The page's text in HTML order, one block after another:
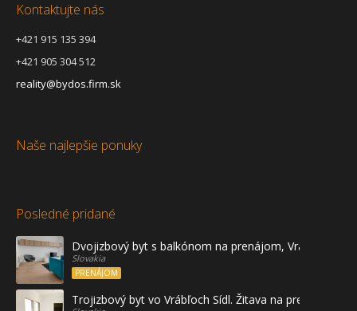
Kontaktujte nás
+421 915 135 394
+421 905 304 512
reality@bydos.firm.sk
Naše najlepšie ponuky
Posledné pridané
Dvojizbový byt s balkónom na prenájom, Vráble
Slovakia
PRENÁJOM
Trojizbový byt vo Vrábľoch Sídl. Žitava na predaj - prvé